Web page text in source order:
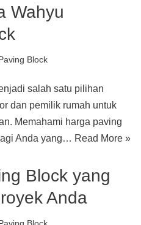
Wahyu
Block
salah satu pilihan
dan pemilik rumah untuk
Memahami harga paving
Anda yang… Read More »
Block yang
Anda
Block